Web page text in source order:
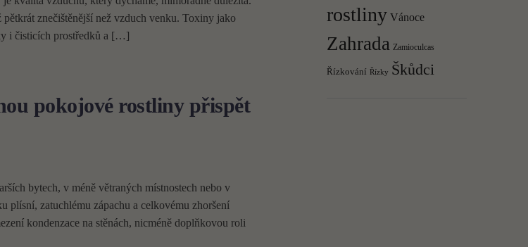
znečištěnější než vzduch venku. Toxiny jako
i čisticích prostředků a […]
pokojové rostliny přispět
bytech, v méně větraných místnostech nebo v
plísní, zatuchlému zápachu a celkovému zhoršení
kondenzace na stěnách, nicméně doplňkovou roli
rostliny Vánoce
Zahrada Zamioculcas
Řízkování Řízky Škůdci